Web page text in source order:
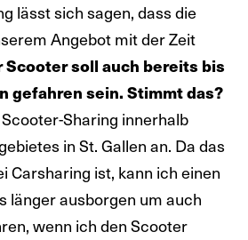
lässt sich sagen, dass die
Angebot mit der Zeit
Scooter soll auch bereits bis
gefahren sein. Stimmt das?
Sharing innerhalb
in St. Gallen an. Da das
Carsharing ist, kann ich einen
länger ausborgen um auch
wenn ich den Scooter